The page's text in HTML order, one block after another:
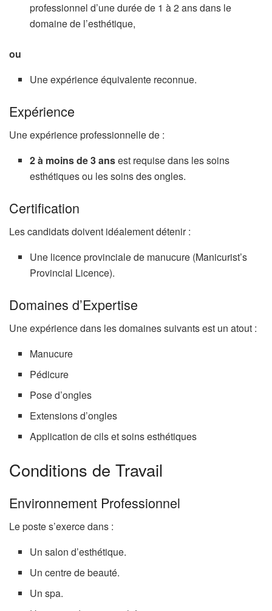
professionnel d’une durée de 1 à 2 ans dans le
domaine de l’esthétique,
ou
Une expérience équivalente reconnue.
Expérience
Une expérience professionnelle de :
2 à moins de 3 ansest requise dans les soins
esthétiques ou les soins des ongles.
Certification
Les candidats doivent idéalement détenir :
Une licence provinciale de manucure (Manicurist’s
Provincial Licence).
Domaines d’Expertise
Une expérience dans les domaines suivants est un atout :
Manucure
Pédicure
Pose d’ongles
Extensions d’ongles
Application de cils et soins esthétiques
Conditions de Travail
Environnement Professionnel
Le poste s’exerce dans :
Un salon d’esthétique.
Un centre de beauté.
Un spa.